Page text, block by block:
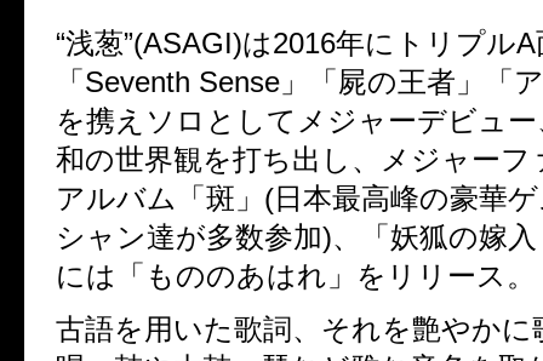
“浅葱”(ASAGI)は2016年にトリプル
「Seventh Sense」「屍の王者」「
を携えソロとしてメジャーデビュ
和の世界観を打ち出し、メジャーフ
アルバム「斑」(日本最高峰の豪華
シャン達が多数参加)、「妖狐の嫁
には「もののあはれ」をリリース。
古語を用いた歌詞、それを艶やかに